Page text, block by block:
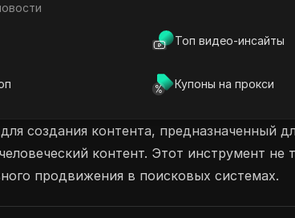
Топ видео-инсайты
Купоны на прокси
интеллект Переписчик
создания контента, предназначенный
контент. Этот инструмент не
продвижения в поисковых системах.